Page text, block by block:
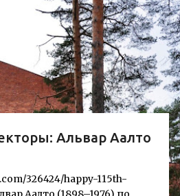
Альвар Аалто
326424/happy-115th-